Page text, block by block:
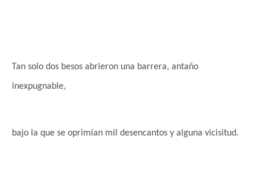
Tan solo dos besos abrieron una barrera, antaño
inexpugnable,
bajo la que se oprimían mil desencantos y alguna vicisitud.